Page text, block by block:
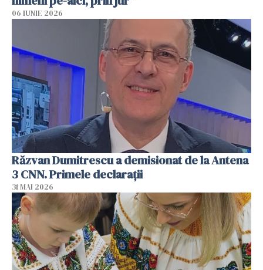
06 IUNIE 2026
Răzvan Dumitrescu a demisionat de la Antena
3 CNN. Primele declarații
31 MAI 2026